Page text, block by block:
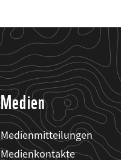
Medien
Medienmitteilungen
Medienkontakte